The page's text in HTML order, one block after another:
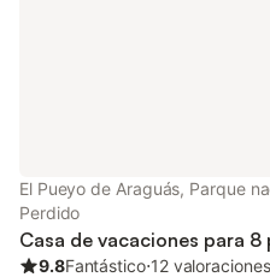
El Pueyo de Araguás, Parque
Perdido
Casa de vacaciones para 8
9.8Fantástico⋅12 valoraciones